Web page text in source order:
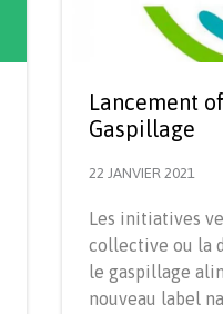
Lancement
Gaspillage
22 JANVIER 2021
Les initiatives
collective ou la
le gaspillage
nouveau label